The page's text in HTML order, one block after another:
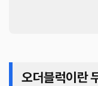
오더블럭이란